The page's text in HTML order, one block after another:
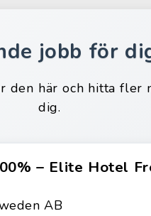
jobb för
den här och hitta fler
dig.
– Elite Hotel
AB